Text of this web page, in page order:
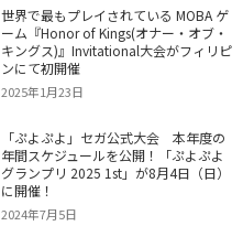
世界で最もプレイされている MOBA ゲ
ーム『Honor of Kings(オナー・オブ・
キングス)』Invitational大会がフィリピ
ンにて初開催
2025年1月23日
「ぷよぷよ」セガ公式大会 本年度の
年間スケジュールを公開！「ぷよぷよ
グランプリ 2025 1st」が8月4日（日）
に開催！
2024年7月5日